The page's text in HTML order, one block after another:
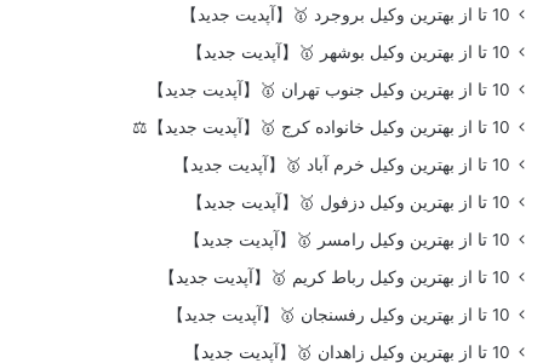
10 تا از بهترین وکیل بروجرد 🥇【آپدیت جدید】
10 تا از بهترین وکیل بوشهر 🥇【آپدیت جدید】
10 تا از بهترین وکیل جنوب تهران 🥇【آپدیت جدید】
10 تا از بهترین وکیل خانواده کرج 🥇【آپدیت جدید】⚖️
10 تا از بهترین وکیل خرم آباد 🥇【آپدیت جدید】
10 تا از بهترین وکیل دزفول 🥇【آپدیت جدید】
10 تا از بهترین وکیل رامسر 🥇【آپدیت جدید】
10 تا از بهترین وکیل رباط کریم 🥇【آپدیت جدید】
10 تا از بهترین وکیل رفسنجان 🥇【آپدیت جدید】
10 تا از بهترین وکیل زاهدان 🥇【آپدیت جدید】